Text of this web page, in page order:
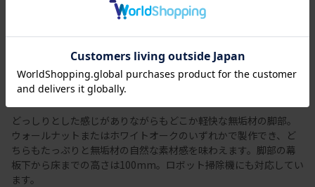
どっしりとした感じがありながらもどこか軽快な無垢材の脚部。
ウォールナットまたはホワイトオークのいずれかで製作でき、ど
ちらもたっぷりと無垢材の自然な素材感を味わえます。脚部の幕
板下から床までの高さは100mm。ロボット掃除機にも対応してい
ます。